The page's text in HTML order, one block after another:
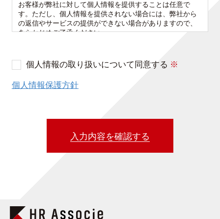
お客様が弊社に対して個人情報を提供することは任意で
す。ただし、個人情報を提供されない場合には、弊社から
の返信やサービスの提供ができない場合がありますので、
あらかじめご了承ください。
お客様には、ご自身の個人情報に対する利用目的の通知、
開示、内容の訂正、追加又は削除、利用の停止、消去及び
第三者への提供の停止を求める権利があります。必要な場
合には、下記の窓口まで連絡ください。
〒107-0052
東京都港区赤坂8-5-40 ペガサス青山507
個人情報保護管理者 アウトソーシンググループ担当者
個人情報の取り扱いについて同意する ※
個人情報保護方針
入力内容を確認する